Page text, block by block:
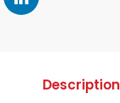
Description